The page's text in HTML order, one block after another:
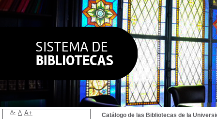
Catálogo de las Bibliotecas de la
A- A A+